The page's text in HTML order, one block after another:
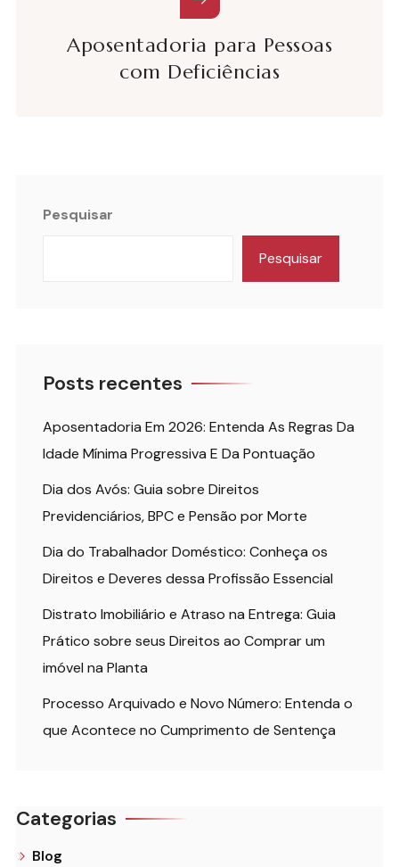
Aposentadoria para Pessoas
com Deficiências
Pesquisar
Pesquisar
Posts recentes
Aposentadoria Em 2026: Entenda As Regras Da
Idade Mínima Progressiva E Da Pontuação
Dia dos Avós: Guia sobre Direitos
Previdenciários, BPC e Pensão por Morte
Dia do Trabalhador Doméstico: Conheça os
Direitos e Deveres dessa Profissão Essencial
Distrato Imobiliário e Atraso na Entrega: Guia
Prático sobre seus Direitos ao Comprar um
imóvel na Planta
Processo Arquivado e Novo Número: Entenda o
que Acontece no Cumprimento de Sentença
Categorias
Blog